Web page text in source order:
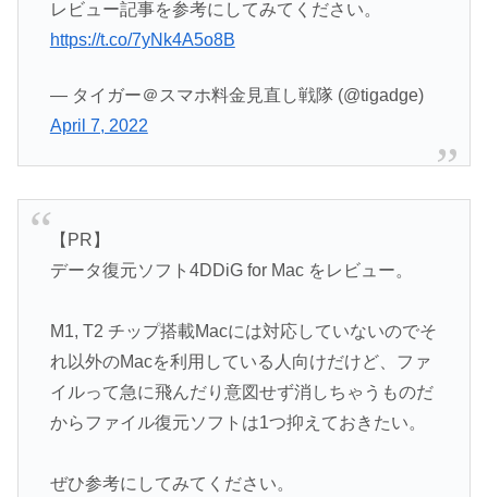
レビュー記事を参考にしてみてください。
https://t.co/7yNk4A5o8B
— タイガー＠スマホ料金見直し戦隊 (@tigadge)
April 7, 2022
【PR】
データ復元ソフト4DDiG for Mac をレビュー。
M1, T2 チップ搭載Macには対応していないのでそ
れ以外のMacを利用している人向けだけど、ファ
イルって急に飛んだり意図せず消しちゃうものだ
からファイル復元ソフトは1つ抑えておきたい。
ぜひ参考にしてみてください。